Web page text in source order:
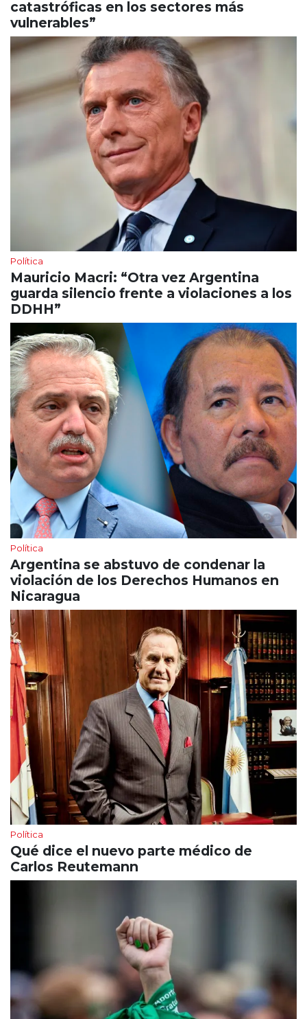
catastróficas en los sectores más
vulnerables”
Política
Mauricio Macri: “Otra vez Argentina
guarda silencio frente a violaciones a los
DDHH”
Política
Argentina se abstuvo de condenar la
violación de los Derechos Humanos en
Nicaragua
Política
Qué dice el nuevo parte médico de
Carlos Reutemann